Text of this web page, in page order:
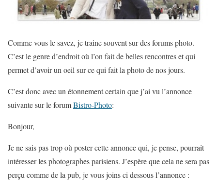
Comme vous le savez, je traine souvent sur des forums photo.
C’est le genre d’endroit où l’on fait de belles rencontres et qui
permet d’avoir un oeil sur ce qui fait la photo de nos jours.
C’est donc avec un étonnement certain que j’ai vu l’annonce
suivante sur le forumBistro-Photo:
Bonjour,
Je ne sais pas trop où poster cette annonce qui, je pense, pourrait
intéresser les photographes parisiens. J’espère que cela ne sera pas
perçu comme de la pub, je vous joins ci dessous l’annonce :